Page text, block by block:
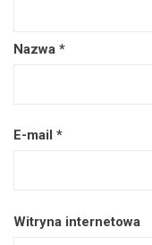
Nazwa *
E-mail *
Witryna internetowa